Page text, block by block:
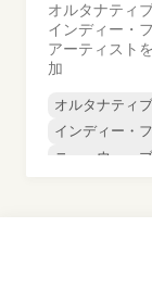
オルタナティ
インディー・
アーティスト
加
オルタナティ
インディー・
ニューウェーブ